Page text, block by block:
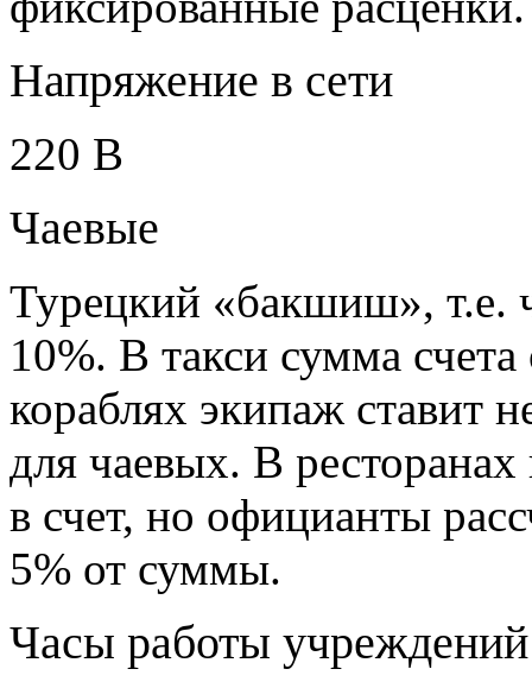
Напряжение в сети
220 В
Чаевые
Турецкий «бакшиш», т.е.
10%. В такси сумма
кораблях экипаж ставит
для чаевых. В
в счет, но официанты
5% от суммы.
Часы работы учреждений